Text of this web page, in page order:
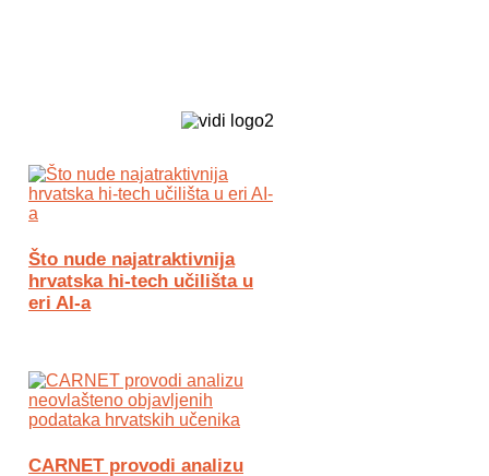
Što nude najatraktivnija
hrvatska hi-tech učilišta u
eri AI-a
CARNET provodi analizu